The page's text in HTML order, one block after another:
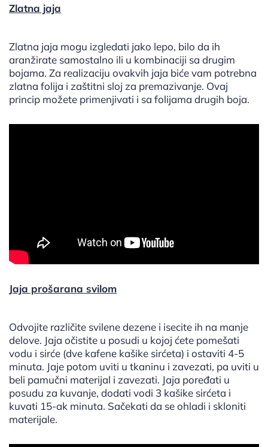
Zlatna jaja
Zlatna jaja mogu izgledati jako lepo, bilo da ih
aranžirate samostalno ili u kombinaciji sa drugim
bojama. Za realizaciju ovakvih jaja biće vam potrebna
zlatna folija i zaštitni sloj za premazivanje. Ovaj
princip možete primenjivati i sa folijama drugih boja.
Jaja prošarana svilom
Odvojite različite svilene dezene i isecite ih na manje
delove. Jaja očistite u posudi u kojoj ćete pomešati
vodu i sirće (dve kafene kašike sirćeta) i ostaviti 4-5
minuta. Jaje potom uviti u tkaninu i zavezati, pa uviti u
beli pamučni materijal i zavezati. Jaja poređati u
posudu za kuvanje, dodati vodi 3 kašike sirćeta i
kuvati 15-ak minuta. Sačekati da se ohladi i skloniti
materijale.